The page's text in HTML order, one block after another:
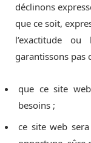
déclinons
que ce soit,
l’exactitude
garantissons pas
que ce site
besoins ;
ce site web